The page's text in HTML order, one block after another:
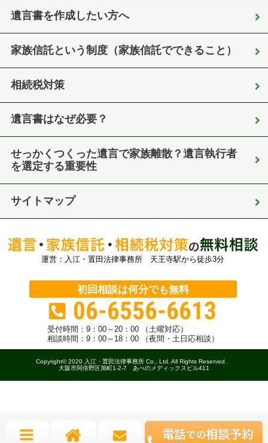
遺言書を作成したい方へ
家族信託という制度（家族信託でできること）
相続税対策
遺言書はなぜ必要？
せっかくつくった遺言で家族離散？遺言執行者
を選定する重要性
サイトマップ
運営：入江・置田法律事務所 天王寺駅から徒歩3分
初回相談は何分でも無料
06-6556-6613
受付時間： 9：00～20：00 （土曜対応）
相談時間：9：00～18：00 （夜間・土日応相談）
Copyright© 2020 入江・置田法律事務所 Co., Ltd. All Rights Reserved.
大阪市阿倍野区旭町1-2-7 あべのメディックスビル411